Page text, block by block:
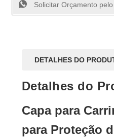
Solicitar Orçamento
DETALHES DO
Detalhes do
Capa para
para Proteção